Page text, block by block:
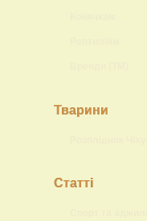
Тварини
Статті